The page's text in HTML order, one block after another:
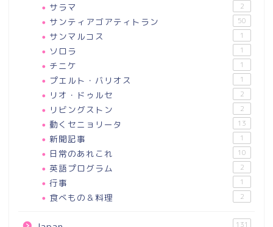
サラマ 2
サンティアゴアティトラン 50
サンマルコス 1
ソロラ 1
チニケ 1
プエルト・バリオス 1
リオ・ドゥルセ 2
リビングストン 2
動くセニョリータ 13
新聞記事 1
日常のあれこれ 10
英語プログラム 2
行事 1
食べもの＆料理 2
131